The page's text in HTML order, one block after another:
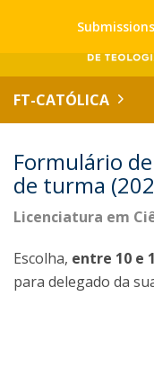
FT-CATÓLICA
Formulário
de turma
Licenciatura em
Escolha, entre 10 e
para delegado da